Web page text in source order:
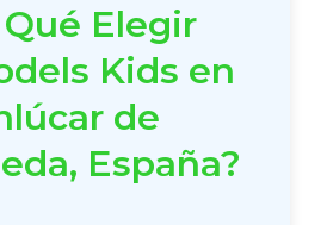
Elegir
Kids en
de
España?